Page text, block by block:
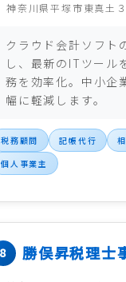
神奈川県平塚市東真土
クラウド会計ソフト
し、最新のITツール
務を効率化。中小企
幅に軽減します。
税務顧問 記帳代行
個人事業主
勝俣昇税理士